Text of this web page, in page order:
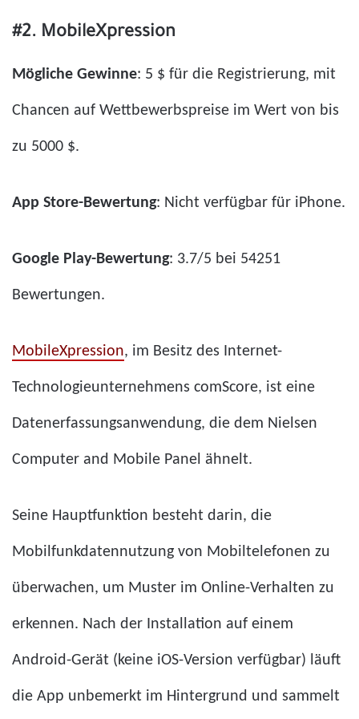
#2. MobileXpression
Mögliche Gewinne: 5 $ für die Registrierung, mit
Chancen auf Wettbewerbspreise im Wert von bis
zu 5000 $.
App Store-Bewertung: Nicht verfügbar für iPhone.
Google Play-Bewertung: 3.7/5 bei 54251
Bewertungen.
MobileXpression, im Besitz des Internet-
Technologieunternehmens comScore, ist eine
Datenerfassungsanwendung, die dem Nielsen
Computer and Mobile Panel ähnelt.
Seine Hauptfunktion besteht darin, die
Mobilfunkdatennutzung von Mobiltelefonen zu
überwachen, um Muster im Online-Verhalten zu
erkennen. Nach der Installation auf einem
Android-Gerät (keine iOS-Version verfügbar) läuft
die App unbemerkt im Hintergrund und sammelt